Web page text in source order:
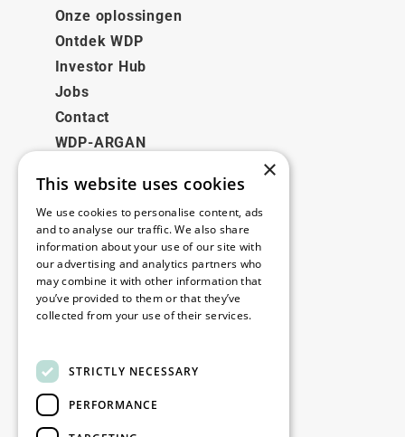
Onze oplossingen
Ontdek WDP
Investor Hub
Jobs
Contact
WDP-ARGAN
Juridisch
Disclaimer
Privacybeleid
Cookie Policy
Contact
Blijf op de hoogte
×
This website uses cookies
We use cookies to personalise content, ads
and to analyse our traffic. We also share
information about your use of our site with
our advertising and analytics partners who
may combine it with other information that
you’ve provided to them or that they’ve
collected from your use of their services.
STRICTLY NECESSARY
PERFORMANCE